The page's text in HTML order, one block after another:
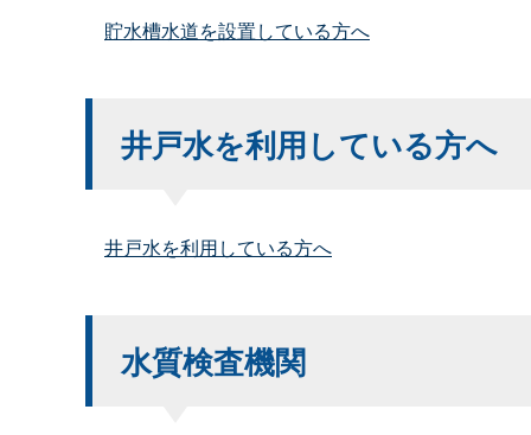
貯水槽水道を設置している方へ
井戸水を利用している方へ
井戸水を利用している方へ
水質検査機関